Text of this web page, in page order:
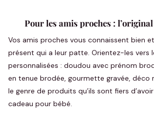
Pour les amis proches :
Vos amis proches vous connaissent bien
présent qui a leur patte. Orientez-les vers
personnalisées : doudou avec prénom
en tenue brodée, gourmette gravée, déco
le genre de produits qu’ils sont fiers
cadeau pour bébé.